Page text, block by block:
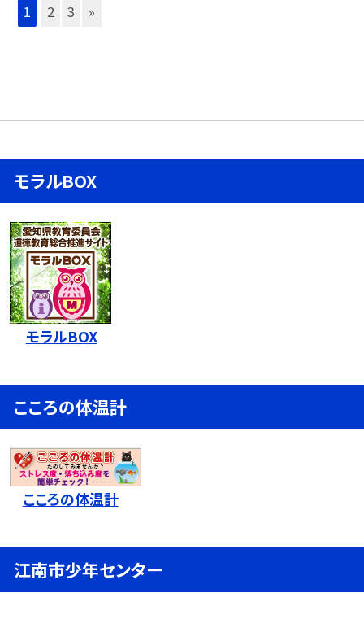
1 2 3 »
モラルBOX
モラルBOX
こころの体温計
こころの体温計
江南市少年センター